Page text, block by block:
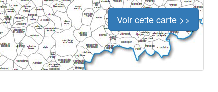
Voir cette carte >>